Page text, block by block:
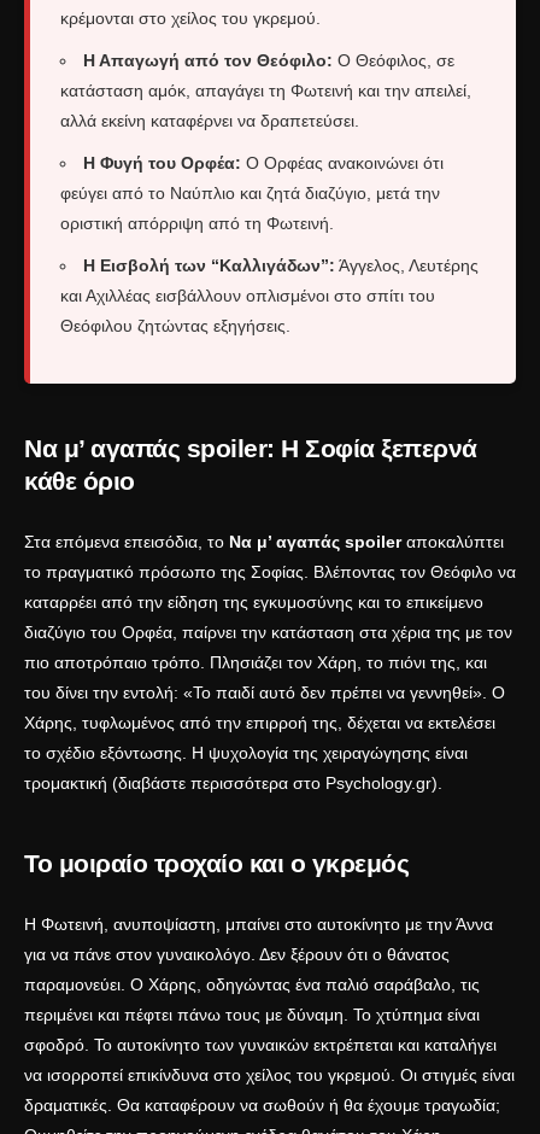
κρέμονται στο χείλος του γκρεμού.
Η Απαγωγή από τον Θεόφιλο: Ο Θεόφιλος, σε
κατάσταση αμόκ, απαγάγει τη Φωτεινή και την απειλεί,
αλλά εκείνη καταφέρνει να δραπετεύσει.
Η Φυγή του Ορφέα: Ο Ορφέας ανακοινώνει ότι
φεύγει από το Ναύπλιο και ζητά διαζύγιο, μετά την
οριστική απόρριψη από τη Φωτεινή.
Η Εισβολή των “Καλλιγάδων”: Άγγελος, Λευτέρης
και Αχιλλέας εισβάλλουν οπλισμένοι στο σπίτι του
Θεόφιλου ζητώντας εξηγήσεις.
Να μ’ αγαπάς spoiler: Η Σοφία ξεπερνά
κάθε όριο
Στα επόμενα επεισόδια, το Να μ’ αγαπάς spoilerαποκαλύπτει
το πραγματικό πρόσωπο της Σοφίας. Βλέποντας τον Θεόφιλο να
καταρρέει από την είδηση της εγκυμοσύνης και το επικείμενο
διαζύγιο του Ορφέα, παίρνει την κατάσταση στα χέρια της με τον
πιο αποτρόπαιο τρόπο. Πλησιάζει τον Χάρη, το πιόνι της, και
του δίνει την εντολή: «Το παιδί αυτό δεν πρέπει να γεννηθεί». Ο
Χάρης, τυφλωμένος από την επιρροή της, δέχεται να εκτελέσει
το σχέδιο εξόντωσης. Η ψυχολογία της χειραγώγησης είναι
τρομακτική (διαβάστε περισσότερα στο Psychology.gr).
Το μοιραίο τροχαίο και ο γκρεμός
Η Φωτεινή, ανυποψίαστη, μπαίνει στο αυτοκίνητο με την Άννα
για να πάνε στον γυναικολόγο. Δεν ξέρουν ότι ο θάνατος
παραμονεύει. Ο Χάρης, οδηγώντας ένα παλιό σαράβαλο, τις
περιμένει και πέφτει πάνω τους με δύναμη. Το χτύπημα είναι
σφοδρό. Το αυτοκίνητο των γυναικών εκτρέπεται και καταλήγει
να ισορροπεί επικίνδυνα στο χείλος του γκρεμού. Οι στιγμές είναι
δραματικές. Θα καταφέρουν να σωθούν ή θα έχουμε τραγωδία;